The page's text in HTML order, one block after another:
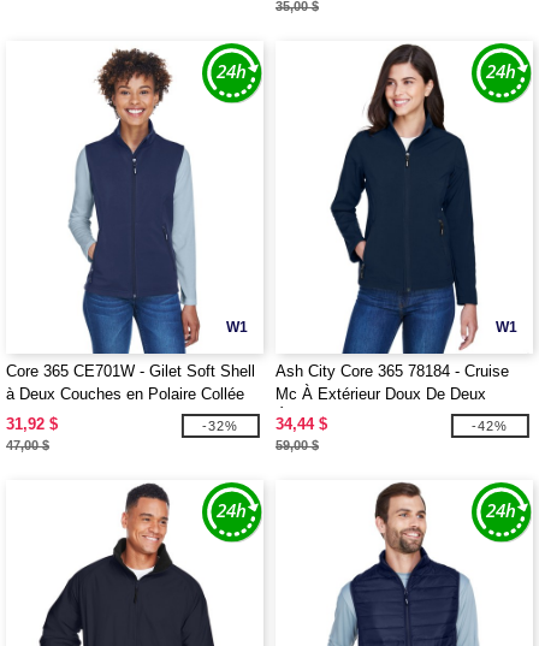
35,00 $
W1
Core 365 CE701W - Gilet Soft Shell
à Deux Couches en Polaire Collée
pour Femmes
31,92 $
47,00 $
-32%
W1
Ash City Core 365 78184 - Cruise
Mc À Extérieur Doux De Deux
Épaisseurs
34,44 $
59,00 $
-42%